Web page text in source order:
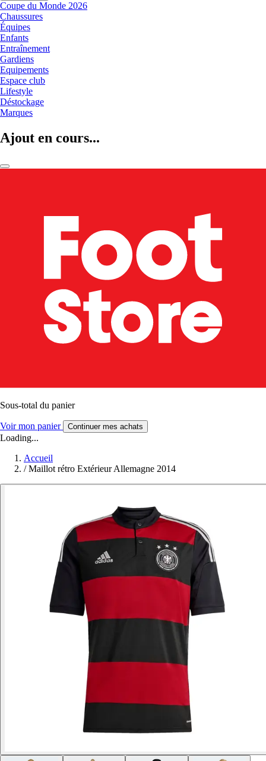
Coupe du Monde 2026
Chaussures
Équipes
Enfants
Entraînement
Gardiens
Equipements
Espace club
Lifestyle
Déstockage
Marques
Ajout en cours...
Sous-total du panier
Voir mon panier Continuer mes achats
Loading...
Accueil
/ Maillot rétro Extérieur Allemagne 2014